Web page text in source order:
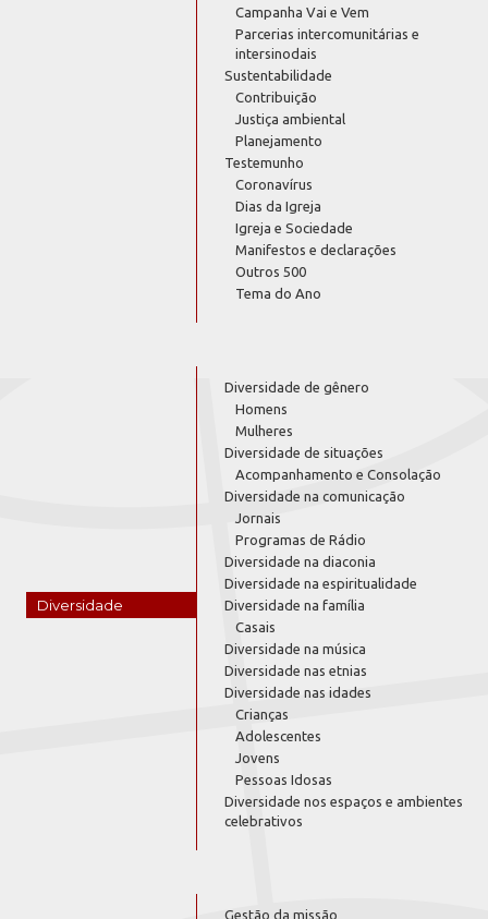
Campanha Vai e Vem
Parcerias intercomunitárias e
intersinodais
Sustentabilidade
Contribuição
Justiça ambiental
Planejamento
Testemunho
Coronavírus
Dias da Igreja
Igreja e Sociedade
Manifestos e declarações
Outros 500
Tema do Ano
Diversidade
Diversidade de gênero
Homens
Mulheres
Diversidade de situações
Acompanhamento e Consolação
Diversidade na comunicação
Jornais
Programas de Rádio
Diversidade na diaconia
Diversidade na espiritualidade
Diversidade na família
Casais
Diversidade na música
Diversidade nas etnias
Diversidade nas idades
Crianças
Adolescentes
Jovens
Pessoas Idosas
Diversidade nos espaços e ambientes
celebrativos
Gestão da missão